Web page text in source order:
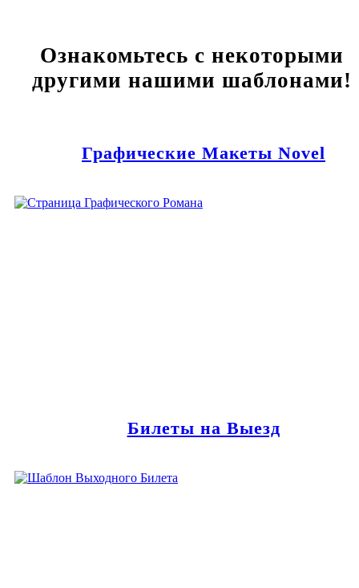
Ознакомьтесь с некоторыми
другими нашими шаблонами!
Графические Макеты Novel
Билеты на Выезд